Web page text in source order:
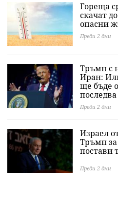
Гореща
скачат
опасни
Преди 2 дни
Тръмп с
Иран:
ще бъде
Преди 2 дни
Израел
Тръмп за
постави
Преди 2 дни